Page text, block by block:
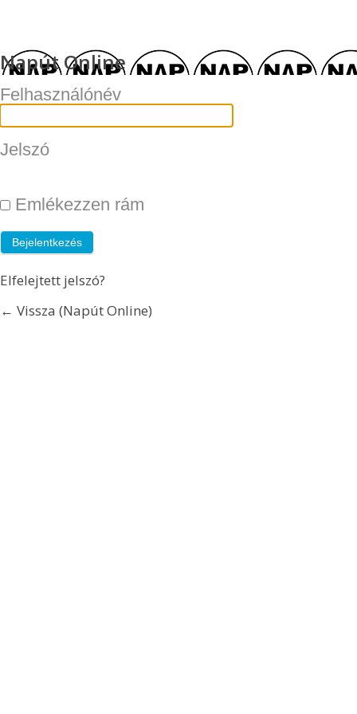
Napút Online
Felhasználónév
Jelszó
Emlékezzen rám
Elfelejtett jelszó?
← Vissza (Napút Online)